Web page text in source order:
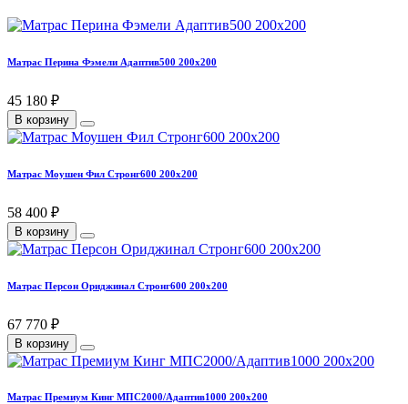
Матрас Перина Фэмели Адаптив500 200х200
45 180 ₽
В корзину
Матрас Моушен Фил Стронг600 200х200
58 400 ₽
В корзину
Матрас Персон Ориджинал Стронг600 200х200
67 770 ₽
В корзину
Матрас Премиум Кинг МПС2000/Адаптив1000 200х200